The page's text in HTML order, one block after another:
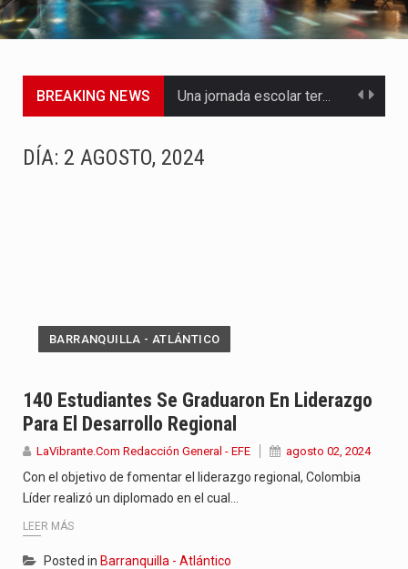
BREAKING NEWS Una jornada escolar terminó en tragedia este viernes 7 de…
Las autoridades sanitarias de Francia y España mantienen bajo vigilancia…
DÍA: 2 AGOSTO, 2024
BARRANQUILLA - ATLÁNTICO
140 Estudiantes Se Graduaron En Liderazgo
Para El Desarrollo Regional
LaVibrante.Com Redacción General - EFE agosto 02, 2024
Con el objetivo de fomentar el liderazgo regional, Colombia
Líder realizó un diplomado en el cual…
LEER MÁS
Posted in Barranquilla - Atlántico